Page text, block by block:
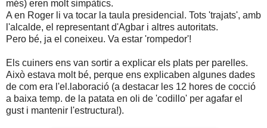
més) eren molt simpàtics.
A en Roger li va tocar la taula presidencial. Tots 'trajats', amb
l'alcalde, el representant d'Agbar i altres autoritats.
Pero bé, ja el coneixeu. Va estar 'rompedor'!
Els cuiners ens van sortir a explicar els plats per parelles.
Això estava molt bé, perque ens explicaben algunes dades
de com era l'el.laboració (a destacar les 12 hores de cocció
a baixa temp. de la patata en oli de 'codillo' per agafar el
gust i mantenir l'estructura!).